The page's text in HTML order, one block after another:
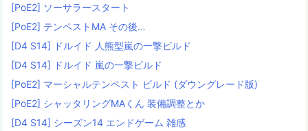
[PoE2] ソーサラースタート
[PoE2] テンペストMA その後…
[D4 S14] ドルイド 人熊型嵐の一撃ビルド
[D4 S14] ドルイド 嵐の一撃ビルド
[PoE2] マーシャルテンペスト ビルド (ダウングレード版)
[PoE2] シャッタリングMAくん 装備調整とか
[D4 S14] シーズン14 エンドゲーム 雑感